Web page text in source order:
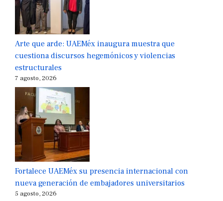
Arte que arde: UAEMéx inaugura muestra que
cuestiona discursos hegemónicos y violencias
estructurales
7 agosto, 2026
Fortalece UAEMéx su presencia internacional con
nueva generación de embajadores universitarios
5 agosto, 2026